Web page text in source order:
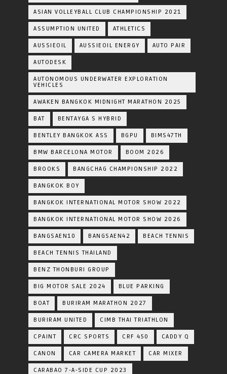
ASIAN VOLLEYBALL CLUB CHAMPIONSHIP 2021
ASSUMPTION UNITED ATHLETICS
AUSSIEOIL AUSSIEOIL ENERGY AUTO PAIR
AUTODESK
AUTONOMOUS UNDERWATER EXPLORATION
VEHICLES
AWAKEN BANGKOK MIDNIGHT MARATHON 2025
BAT BENTAYGA S HYBRID
BENTLEY BANGKOK ASS BGPU BIMS47TH
BMW BARCELONA MOTOR BOOM 2026
BROOKS BANGCHAG CHAMPIONSHIP 2022
BANGKOK BOY
BANGKOK INTERNATIONAL MOTOR SHOW 2022
BANGKOK INTERNATIONAL MOTOR SHOW 2026
BANGSAEN10 BANGSAEN42 BEACH TENNIS
BEACH TENNIS THAILAND
BENZ THONBURI GROUP
BIG MOTOR SALE 2024 BLUE PARKING
BOAT BURIRAM MARATHON 2027
BURIRAM UNITED CIMB THAI TRIATHLON
CPAINT CRC SPORTS CRF 450 CADDY Q
CANON CAR CAMERA MARKET CAR MIXER
CARABAO 7-A-SIDE CUP 2023